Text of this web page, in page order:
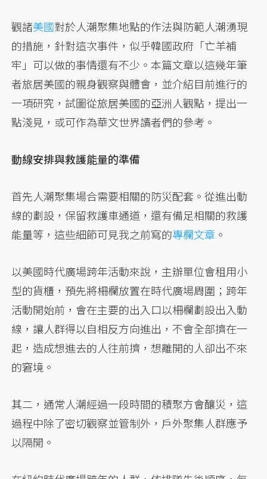
觀諸美國對於人潮聚集地點的作法與防範人潮湧現
的措施，針對這次事件，似乎韓國政府「亡羊補
牢」可以做的事情還有不少。本篇文章以這幾年筆
者旅居美國的親身觀察與體會，並介紹目前進行的
一項研究，試圖從旅居美國的亞洲人觀點，提出一
點淺見，或可作為華文世界讀者們的參考。
動線安排與救護能量的準備
首先人潮聚集場合需要相關的防災配套。從進出動
線的劃設，保留救護車通道，還有備足相關的救護
能量等，這些細節可見我之前寫的專欄文章 。
以美國時代廣場跨年活動來說，主辦單位會租用小
型的貨櫃，預先將柵欄放置在時代廣場周圍；跨年
活動開始前，會在主要的出入口以柵欄劃設出入動
線，讓人群得以自相反方向進出，不會全部擠在一
起，造成想進去的人往前擠，想離開的人卻出不來
的窘境。
其二，通常人潮經過一段時間的積聚方會釀災，這
過程中除了密切觀察並管制外，戶外聚集人群應予
以隔開。